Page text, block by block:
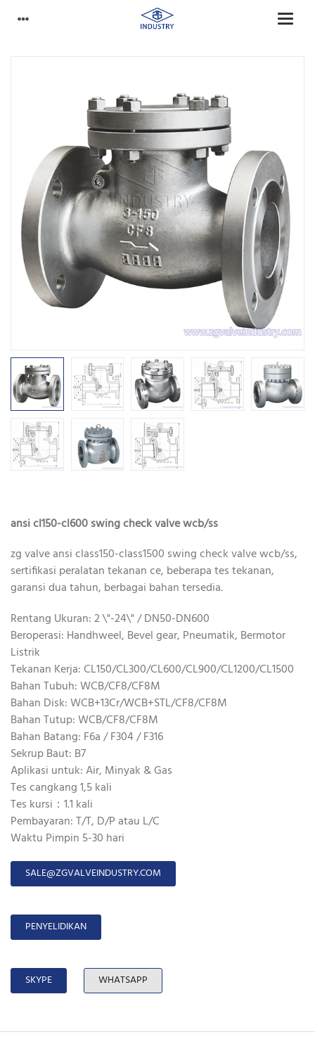
ansi cl150-cl600 swing check valve wcb/ss
zg valve ansi class150-class1500 swing check valve wcb/ss,
sertifikasi peralatan tekanan ce, beberapa tes tekanan,
garansi dua tahun, berbagai bahan tersedia.
Rentang Ukuran: 2 \"-24\" / DN50-DN600
Beroperasi: Handhweel, Bevel gear, Pneumatik, Bermotor
Listrik
Tekanan Kerja: CL150/CL300/CL600/CL900/CL1200/CL1500
Bahan Tubuh: WCB/CF8/CF8M
Bahan Disk: WCB+13Cr/WCB+STL/CF8/CF8M
Bahan Tutup: WCB/CF8/CF8M
Bahan Batang: F6a / F304 / F316
Sekrup Baut: B7
Aplikasi untuk: Air, Minyak & Gas
Tes cangkang 1,5 kali
Tes kursi：1.1 kali
Pembayaran: T/T, D/P atau L/C
Waktu Pimpin 5-30 hari
SALE@ZGVALVEINDUSTRY.COM
PENYELIDIKAN
SKYPE WHATSAPP